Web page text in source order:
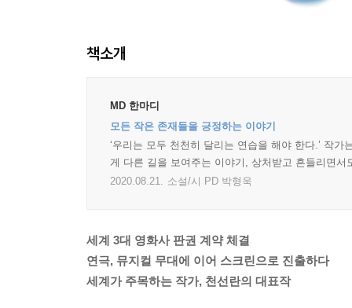
책소개
MD 한마디
모든 작은 존재들을 긍정하는 이야기
‘우리는 모두 천천히 달리는 연습을 해야 한다.’ 작
게 다른 길을 보여주는 이야기, 상처받고 흔들리면
2020.08.21. 소설/시 PD 박형욱
세계 3대 영화사 판권 계약 체결
연극, 뮤지컬 무대에 이어 스크린으로 진출하다
세계가 주목하는 작가, 천선란의 대표작